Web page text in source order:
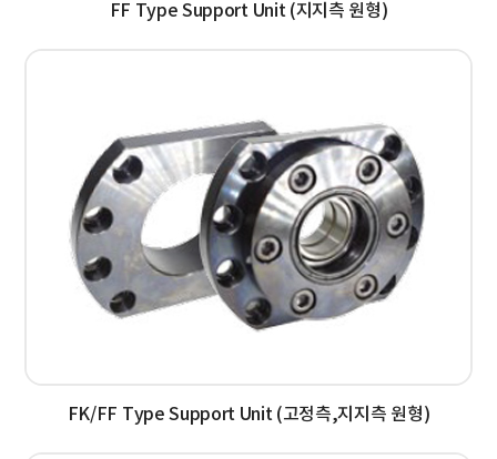
FF Type Support Unit (지지측 원형)
FK/FF Type Support Unit (고정측,지지측 원형)